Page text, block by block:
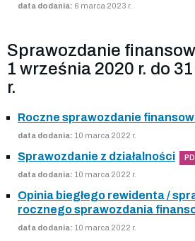
data dodania: 6 marca 2023 r.
Sprawozdanie
1 września 2020 r. do
r.
Roczne sprawozdanie
data dodania: 10 marca 2022 r.
Sprawozdanie z działalności
data dodania: 10 marca 2022 r.
Opinia biegłego rewidenta /
rocznego sprawozdania
data dodania: 10 marca 2022 r.